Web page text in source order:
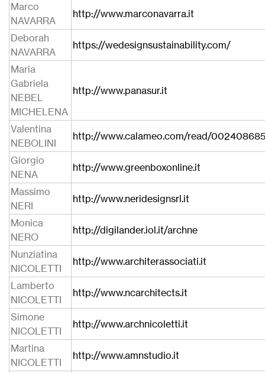
Marco
NAVARRA
http://www.marconavarra.it
Deborah
NAVARRA
https://wedesignsustainability.com/
Maria
Gabriela
NEBEL
MICHELENA
http://www.panasur.it
Valentina
NEBOLINI
http://www.calameo.com/read/
Giorgio
NENA
http://www.greenboxonline.it
Massimo
NERI
http://www.neridesignsrl.it
Monica
NERO
http://digilander.iol.it/archne
Nunziatina
NICOLETTI
http://www.architerassociati.it
Lamberto
NICOLETTI
http://www.ncarchitects.it
Simone
NICOLETTI
http://www.archnicoletti.it
Martina
NICOLETTI
http://www.amnstudio.it